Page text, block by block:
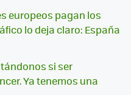
europeos pagan los
lo deja claro: España
si ser
Ya tenemos una